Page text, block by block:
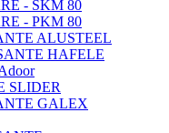
- SKM 80
- PKM 80
ALUSTEEL
HAFELE
SLIDER
GALEX